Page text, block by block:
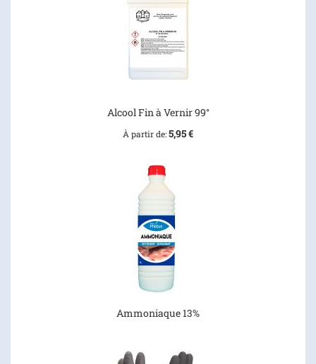
Alcool Fin à Vernir 99°
À partir de 5,95 €
Ammoniaque 13%